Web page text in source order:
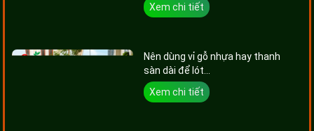
Xem chi tiết
Nên dùng vỉ gỗ nhựa hay thanh
sàn dài để lót...
Xem chi tiết